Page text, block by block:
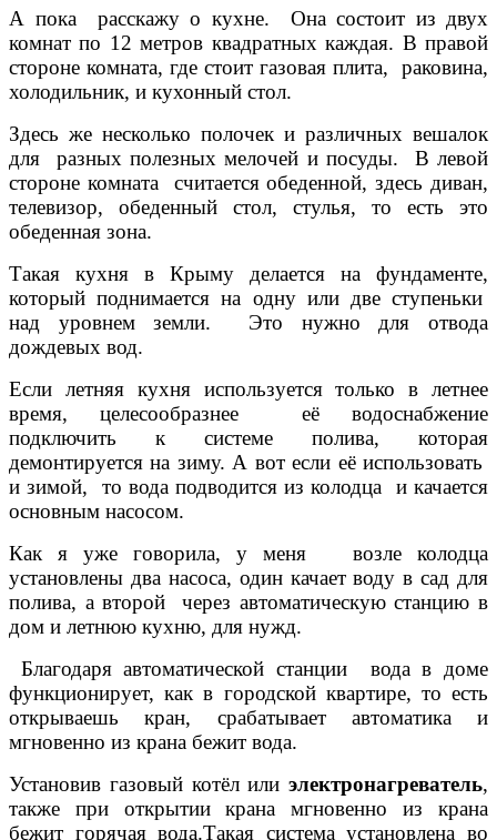
А пока расскажу о кухне. Она состоит из двух
комнат по 12 метров квадратных каждая. В правой
стороне комната, где стоит газовая плита, раковина,
холодильник, и кухонный стол.
Здесь же несколько полочек и различных вешалок
для разных полезных мелочей и посуды. В левой
стороне комната считается обеденной, здесь диван,
телевизор, обеденный стол, стулья, то есть это
обеденная зона.
Такая кухня в Крыму делается на фундаменте,
который поднимается на одну или две ступеньки
над уровнем земли. Это нужно для отвода
дождевых вод.
Если летняя кухня используется только в летнее
время, целесообразнее её водоснабжение
подключить к системе полива, которая
демонтируется на зиму. А вот если её использовать
и зимой, то вода подводится из колодца и качается
основным насосом.
Как я уже говорила, у меня возле колодца
установлены два насоса, один качает воду в сад для
полива, а второй через автоматическую станцию в
дом и летнюю кухню, для нужд.
Благодаря автоматической станции вода в доме
функционирует, как в городской квартире, то есть
открываешь кран, срабатывает автоматика и
мгновенно из крана бежит вода.
Установив газовый котёл или электронагреватель,
также при открытии крана мгновенно из крана
бежит горячая вода.Такая система установлена во